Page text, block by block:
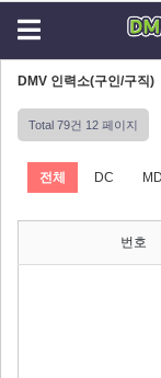
DMV 인력소(구인/구직)
Total 79건 12 페이지
전체 DC MD
번호